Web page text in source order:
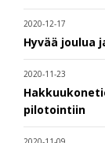
2020-12-17
Hyvää joulua
2020-11-23
pilotointiin